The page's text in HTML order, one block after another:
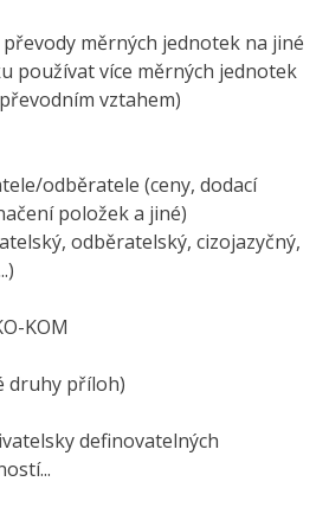
měrných jednotek na jiné
používat více měrných jednotek
vztahem)
odběratele (ceny, dodací
položek a jiné)
odběratelský, cizojazyčný,
KOM
druhy příloh)
definovatelných